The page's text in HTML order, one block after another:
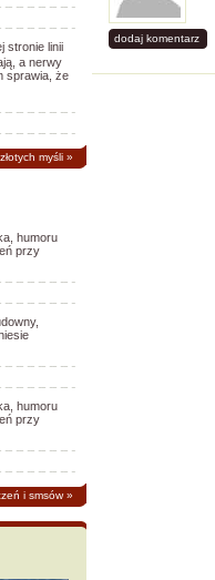
stronie linii
a nerwy
sprawia, że
myśli »
humoru
przy
humoru
przy
i smsów»
dodaj komentarz